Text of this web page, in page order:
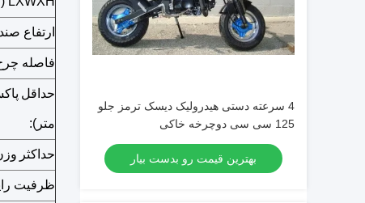
4 سرعته دستی هیدرولیک دیسک ترمز جلو
125 سی سی دوچرخه خاکی
بهترین قیمت رو بدست بیار
ارتفاع
فاصله
حداقل
متر):
حداکثر
ظرفیت